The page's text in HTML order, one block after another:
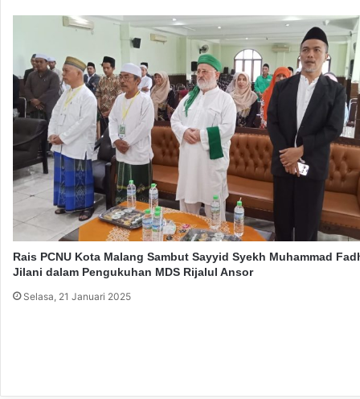
i
e
R
l
b
c
a
a
S
h
a
l
a
Rais PCNU Kota Malang Sambut Sayyid Syekh Muhammad
Jilani dalam Pengukuhan MDS Rijalul Ansor
Selasa, 21 Januari 2025